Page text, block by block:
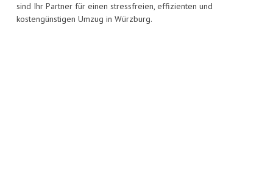
sind Ihr Partner für einen stressfreien, effizienten und
kostengünstigen Umzug in Würzburg.